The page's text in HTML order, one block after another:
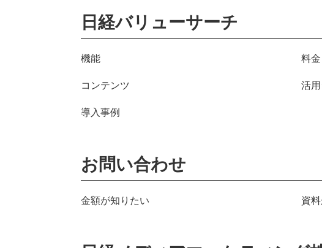
日経バリューサーチ
機能 料金
コンテンツ
活
導入事例
お問い合わせ
金額が知りたい 資